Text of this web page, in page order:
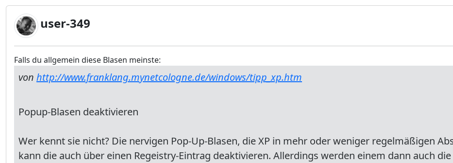
user-349
Falls du allgemein diese Blasen meinste:
von http://www.franklang.mynetcologne.de/windows/tipp_xp.htm
Popup-Blasen deaktivieren
Wer kennt sie nicht? Die nervigen Pop-Up-Blasen, die XP in mehr oder weniger regelmäßigen
kann die auch über einen Regeistry-Eintrag deaktivieren. Allerdings werden einem dann auch